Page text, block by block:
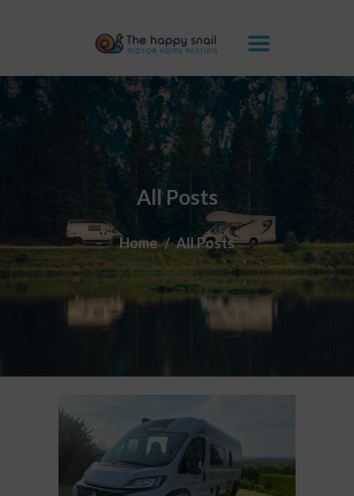
All Posts
Home All Posts
THE HAPPY SNAIL
CAMPING-CARS
AVANTAGES
GALERIE
CONTACTS
BLOG